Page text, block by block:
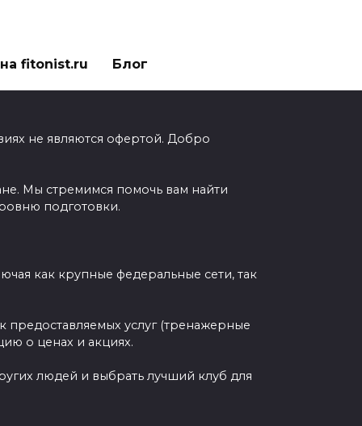
fitonist.ru Блог
не являются офертой. Добро
Мы стремимся помочь вам найти
подготовки.
как крупные федеральные сети, так
услуг (тренажерные
о ценах и акциях.
людей и выбрать лучший клуб для